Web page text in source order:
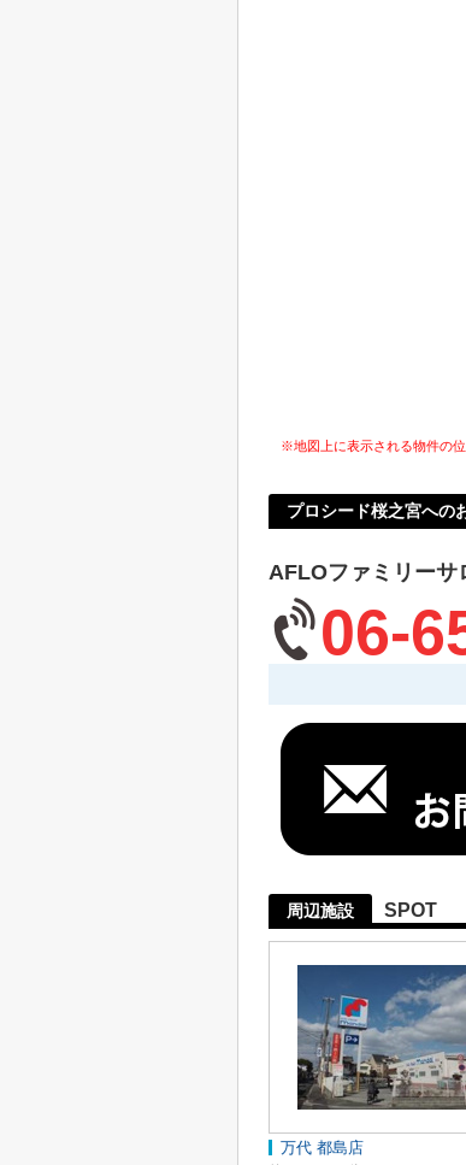
※地図上に表示される物件の
プロシード桜之宮への
AFLOファミリーサ
06-
周辺施設 SPOT
万代 都島店